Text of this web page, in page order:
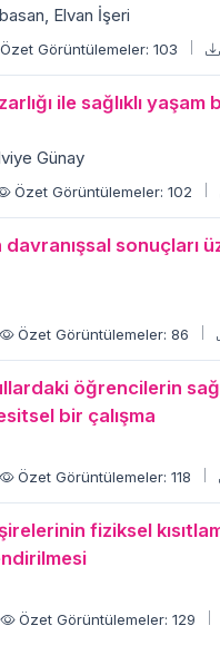
Elvan İşeri
Özet Görüntülemeler: 103
ile sağlıklı yaşam
Günay
Özet Görüntülemeler: 102
sonuçları
Özet Görüntülemeler: 86
öğrencilerin
bir çalışma
Özet Görüntülemeler: 118
fiziksel
Özet Görüntülemeler: 129